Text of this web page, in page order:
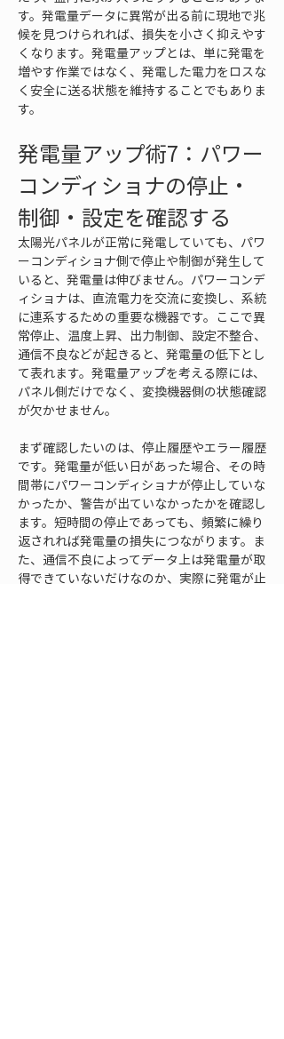
す。発電量データに異常が出る前に現地で兆
候を見つけられれば、損失を小さく抑えやす
くなります。発電量アップとは、単に発電を
増やす作業ではなく、発電した電力をロスな
く安全に送る状態を維持することでもありま
す。
発電量アップ術7：パワー
コンディショナの停止・
制御・設定を確認する
太陽光パネルが正常に発電していても、パワ
ーコンディショナ側で停止や制御が発生して
いると、発電量は伸びません。パワーコンデ
ィショナは、直流電力を交流に変換し、系統
に連系するための重要な機器です。ここで異
常停止、温度上昇、出力制御、設定不整合、
通信不良などが起きると、発電量の低下とし
て表れます。発電量アップを考える際には、
パネル側だけでなく、変換機器側の状態確認
が欠かせません。
まず確認したいのは、停止履歴やエラー履歴
です。発電量が低い日があった場合、その時
間帯にパワーコンディショナが停止していな
かったか、警告が出ていなかったかを確認し
ます。短時間の停止であっても、頻繁に繰り
返されれば発電量の損失につながります。ま
た、通信不良によってデータ上は発電量が取
得できていないだけなのか、実際に発電が止